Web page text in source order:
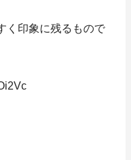
く印象に残るもので